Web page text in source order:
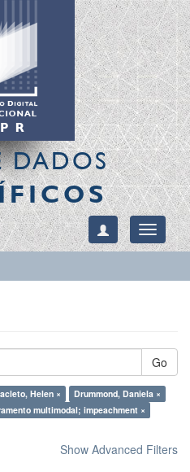
DADOS
Toggle
Go
Helen ×
Drummond, Daniela ×
multimodal; impeachment ×
Show Advanced Filters